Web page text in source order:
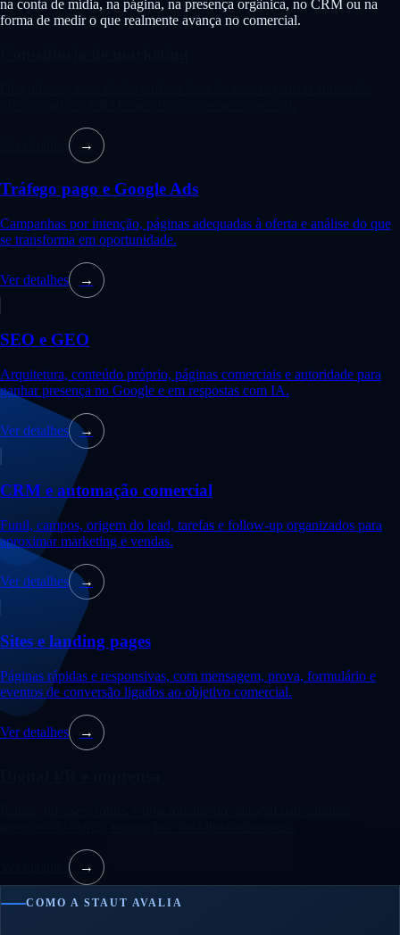
na conta de mídia, na página, na presença orgânica, no CRM ou na
forma de medir o que realmente avança no comercial.
→
Tráfego pago e Google Ads
Campanhas por intenção, páginas adequadas à oferta e análise do que
se transforma em oportunidade.
Ver detalhes →
SEO e GEO
Arquitetura, conteúdo próprio, páginas comerciais e autoridade para
ganhar presença no Google e em respostas com IA.
Ver detalhes →
CRM e automação comercial
Funil, campos, origem do lead, tarefas e follow-up organizados para
aproximar marketing e vendas.
Ver detalhes →
Sites e landing pages
Páginas rápidas e responsivas, com mensagem, prova, formulário e
eventos de conversão ligados ao objetivo comercial.
Ver detalhes →
→
COMO A STAUT AVALIA